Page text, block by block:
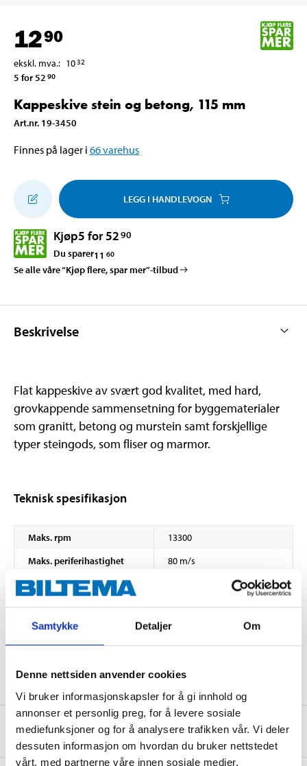
Samtykke Detaljer Om
Denne nettsiden anvender cookies
Vi bruker informasjonskapsler for å gi innhold og
annonser et personlig preg, for å levere sosiale
mediefunksjoner og for å analysere trafikken vår. Vi deler
dessuten informasjon om hvordan du bruker nettstedet
vårt, med partnerne våre innen sosiale medier,
1290
ekskl. mva.: 1032
5 for 52 90
Kappeskive stein og betong, 115 mm
Art.nr. 19-3450
Finnes på lager i 66varehus
LEGG I HANDLEVOGN
Kjøp5 for 5290
Du sparer11 60
Se alle våre “Kjøp flere, spar mer”-tilbud
Beskrivelse
Flat kappeskive av svært god kvalitet, med hard,
grovkappende sammensetning for byggematerialer
som granitt, betong og murstein samt forskjellige
typer steingods, som fliser og marmor.
Teknisk spesifikasjon
Maks. rpm
13300
Maks. periferihastighet
80 m/s
Mål
Diameter
115 mm
Tykkelse
3 mm
Om produsenten